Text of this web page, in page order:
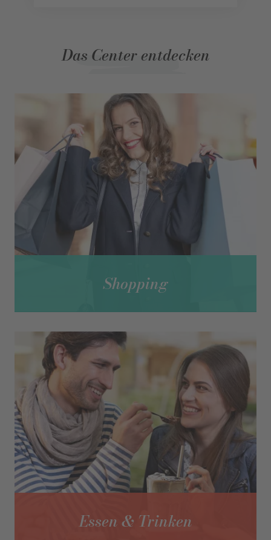
Das Center entdecken
Shopping
Essen & Trinken